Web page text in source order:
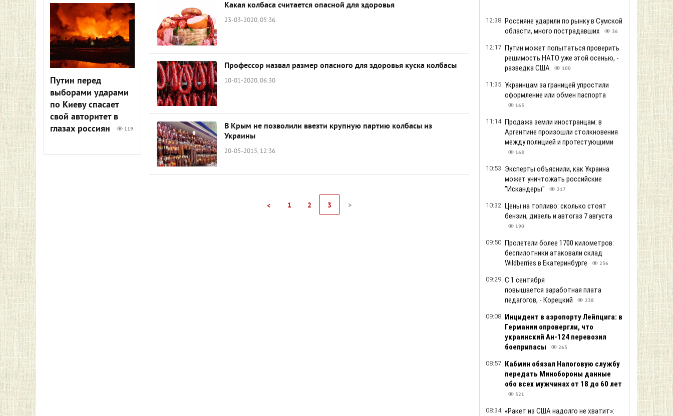
Путин перед
выборами ударами
по Киеву спасает
свой авторитет в
глазах россиян
119
Какая колбаса считается опасной для здоровья
23-03-2020, 05:36
Профессор назвал размер опасного для здоровья куска колбасы
10-01-2020, 06:30
В Крым не позволили ввезти крупную партию колбасы из
Украины
20-05-2015, 12:36
< 1 2 3 >
12:38 Россияне ударили по рынку в Сумской
области, много пострадавших
36
12:17 Путин может попытаться проверить
решимость НАТО уже этой осенью, -
разведка США
100
11:35 Украинцам за границей упростили
оформление или обмен паспорта
163
11:14 Продажа земли иностранцам: в
Аргентине произошли столкновения
между полицией и протестующими
168
10:53 Эксперты объяснили, как Украина
может уничтожать российские
"Искандеры"
217
10:32 Цены на топливо: сколько стоят
бензин, дизель и автогаз 7 августа
190
09:50 Пролетели более 1700 километров:
беспилотники атаковали склад
Wildberries в Екатеринбурге
236
09:29 С 1 сентября
повышается заработная плата
педагогов, - Корецкий
238
09:08 Инцидент в аэропорту Лейпцига: в
Германии опровергли, что
украинский Ан-124 перевозил
боеприпасы
263
08:57 Кабмин обязал Налоговую службу
передать Минобороны данные
обо всех мужчинах от 18 до 60 лет
321
08:34 «Ракет из США надолго не хватит»: